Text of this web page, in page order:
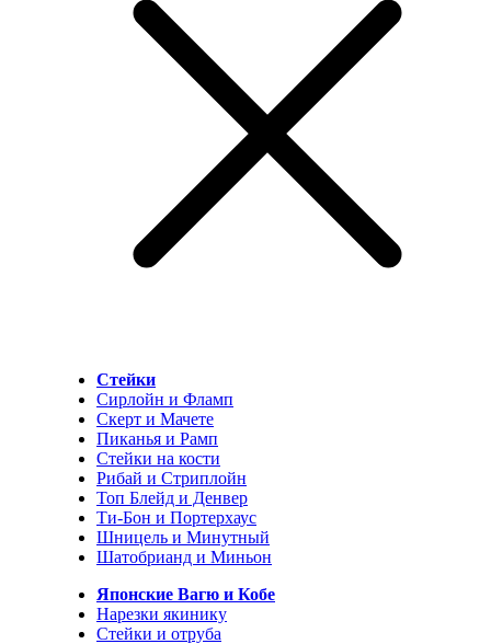
Стейки
Сирлойн и Фламп
Скерт и Мачете
Пиканья и Рамп
Стейки на кости
Рибай и Стриплойн
Топ Блейд и Денвер
Ти-Бон и Портерхаус
Шницель и Минутный
Шатобрианд и Миньон
Японские Вагю и Кобе
Нарезки якинику
Стейки и отруба